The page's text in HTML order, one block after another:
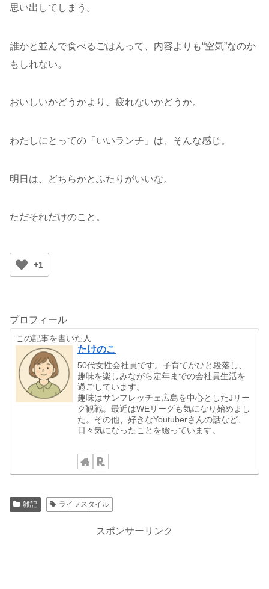
思い出してしまう。
誰かと並んで食べるごはんって、内容よりも“空気”なのか
もしれない。
おいしいかどうかより、疲れないかどうか。
わたしにとっての「いいランチ」は、そんな感じ。
明日は、どちらかとふたりがいいな。
ただそれだけのこと。
+1
プロフィール
この記事を書いた人
たけのこ
50代女性会社員です。子育てがひと段落し、
趣味を楽しみながら定年までの会社員生活を
過ごしています。
趣味はサンフレッチェ広島を中心としたJリー
グ観戦。最近はWEリーグも気になり始めまし
た。その他、好きなYoutuberさんの話など、
日々気になったことを綴っています。
雑記 ライフスタイル
スポンサーリンク